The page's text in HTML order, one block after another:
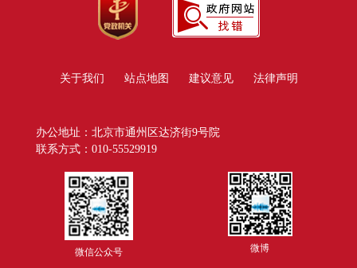
关于我们 站点地图 建议意见 法律声明
办公地址：北京市通州区达济街9号院
联系方式：010-55529919
微信公众号 微博